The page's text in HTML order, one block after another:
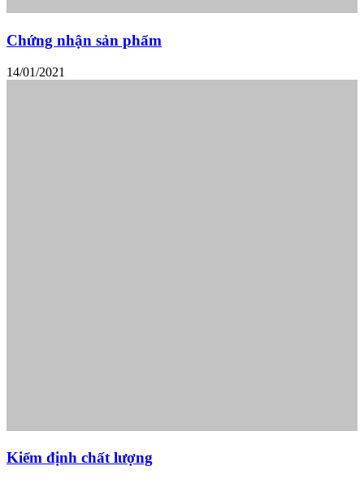
Chứng nhận sản phẩm
14/01/2021
Kiểm định chất lượng